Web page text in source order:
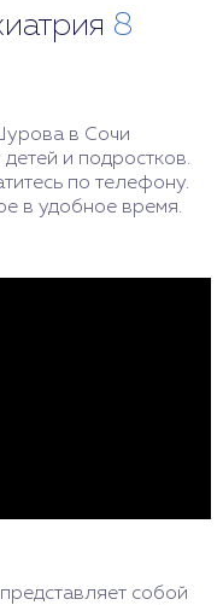
8
в Сочи
и подростков.
по телефону.
в удобное время.
собой